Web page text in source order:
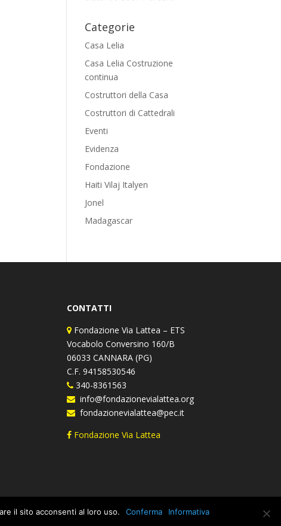
Categorie
Casa Lelia
Casa Lelia Costruzione
continua
Costruttori della Casa
Costruttori di Cattedrali
Eventi
Evidenza
Fondazione
Haiti Vilaj Italyen
Jonel
Madagascar
CONTATTI
Fondazione Via Lattea – ETS
Vocabolo Conversino 160/B
06033 CANNARA (PG)
C.F. 94158530546
340-8361563
info@fondazionevialattea.org
fondazionevialattea@pec.it
Fondazione Via Lattea
il sito acconsenti al loro uso. Conferma Informativa